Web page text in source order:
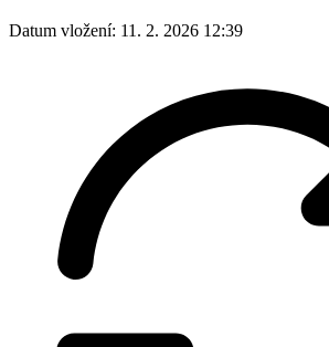
Datum vložení: 11. 2. 2026 12:39